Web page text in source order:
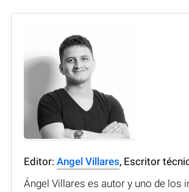
Editor: Angel Villares, Escritor
Ángel Villares es autor y uno de los